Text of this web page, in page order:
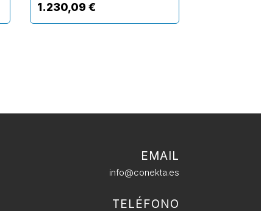
1.230,09€
EMAIL
info@conekta.es
TELÉFONO